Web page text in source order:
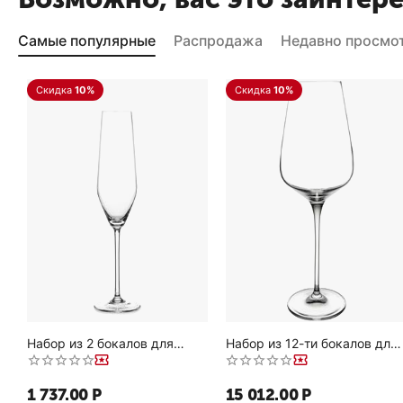
Самые популярные Распродажа Недавно
Скидка 10%
Набор из 2 бокалов для
шампанского, 240 мл,
хрусталь, серия Style,
1 737.00 Р
Скидка 10%
Набор из 12-ти бокалов для
вина Бордо, 680 мл,
хрусталь, серия Hybrid,
15 012.00 Р